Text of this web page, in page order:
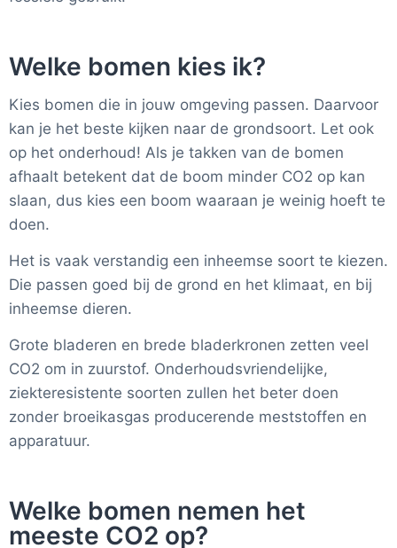
Welke bomen kies ik?
Kies bomen die in jouw omgeving passen. Daarvoor
kan je het beste kijken naar de grondsoort. Let ook
op het onderhoud! Als je takken van de bomen
afhaalt betekent dat de boom minder CO2 op kan
slaan, dus kies een boom waaraan je weinig hoeft te
doen.
Het is vaak verstandig een inheemse soort te kiezen.
Die passen goed bij de grond en het klimaat, en bij
inheemse dieren.
Grote bladeren en brede bladerkronen zetten veel
CO2 om in zuurstof. Onderhoudsvriendelijke,
ziekteresistente soorten zullen het beter doen
zonder broeikasgas producerende meststoffen en
apparatuur.
Welke bomen nemen het
meeste CO2 op?